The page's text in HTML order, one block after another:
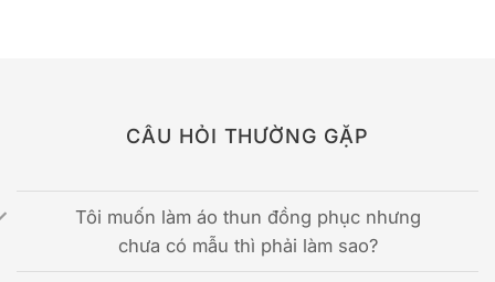
CÂU HỎI THƯỜNG GẶP
Tôi muốn làm áo thun đồng phục nhưng
chưa có mẫu thì phải làm sao?